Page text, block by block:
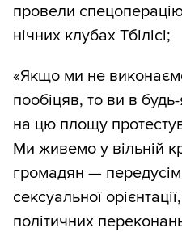
провели
нічних клубах Тбілісі;
«Якщо ми не
пообіцяв, то ви в
на цю площу
Ми живемо у вільній
громадян —
сексуальної
політичних